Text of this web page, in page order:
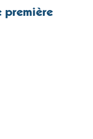
première